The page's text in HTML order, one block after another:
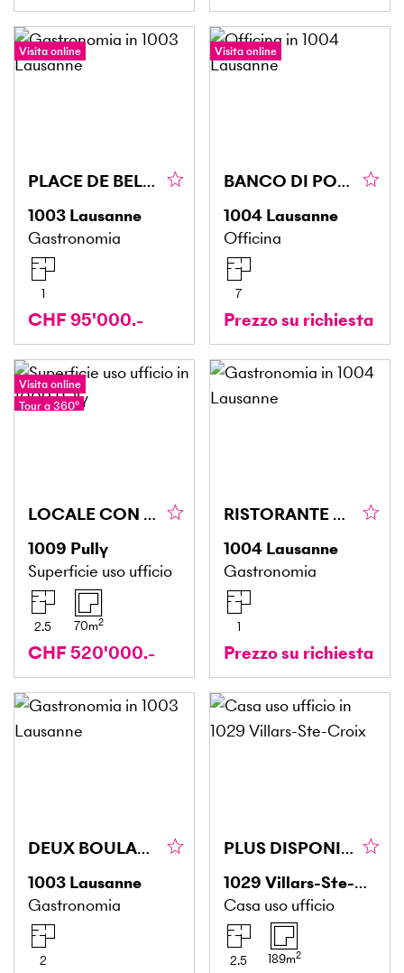
Visita online
PLACE DE BEL-AIR, GUSTOSO E UNICO
1003 Lausanne
Gastronomia
1
CHF 95'000.-
Visita online
BANCO DI POTENZA PER AUTOVEICOLI
1004 Lausanne
Officina
7
Prezzo su richiesta
Visita online
Tour a 360°
LOCALE CON VETRINA E GARAGE DOPPIO
1009 Pully
Superficie uso ufficio
2.5 70m2
CHF 520'000.-
RISTORANTE AD ALTA ATTIVITÀ DA CONSEGNARE
1004 Lausanne
Gastronomia
1
Prezzo su richiesta
DEUX BOULANGERIES / SOCIÉTÉ AVEC BON C.A.
1003 Lausanne
Gastronomia
2
PLUS DISPONIBLE
1029 Villars-Ste-Croix
Casa uso ufficio
2.5 189m2